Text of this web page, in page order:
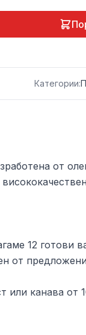
Категории:
от
12 готови
от
или канава от